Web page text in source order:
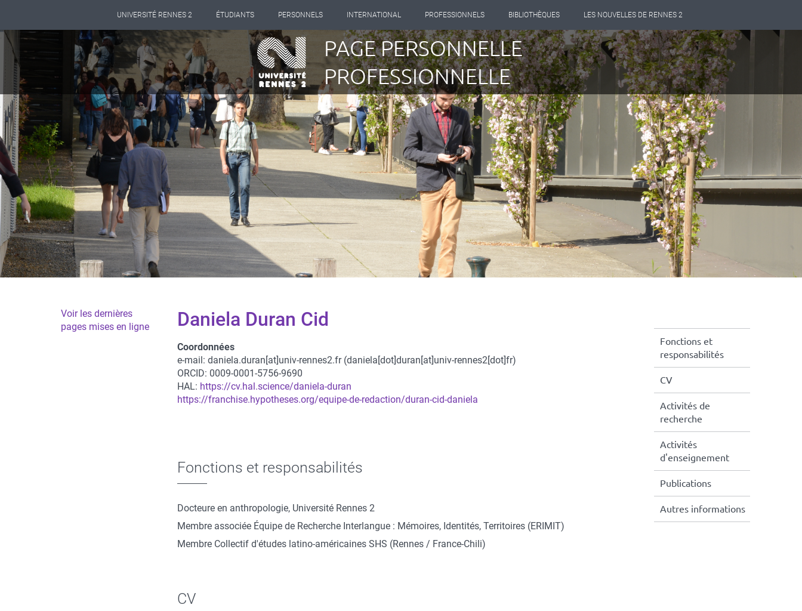
UNIVERSITÉ RENNES 2 ÉTUDIANTS PERSONNELS INTERNATIONAL PROFESSIONNELS BIBLIOTHÈQUES LES NOUVELLES DE RENNES 2
Aller
contenu
principal
PAGE PERSONNELLE
PROFESSIONNELLE
Voir les dernières
pages mises en ligne
Fonctions et
responsabilités
CV
Activités de
recherche
Activités
d'enseignement
Publications
Autres informations
Daniela Duran Cid
Coordonnées
Coordonnées
e-mail: daniela.duran[at]univ-rennes2.fr(daniela[dot]duran[at]univ-rennes2[dot]fr)
ORCID: 0009-0001-5756-9690
HAL: https://cv.hal.science/daniela-duran
https://franchise.hypotheses.org/equipe-de-redaction/duran-cid-daniela
Fonctions et responsabilités
Docteure en anthropologie, Université Rennes 2
Membre associée Équipe de Recherche Interlangue : Mémoires, Identités, Territoires (ERIMIT)
Membre Collectif d'études latino-américaines SHS (Rennes / France-Chili)
CV